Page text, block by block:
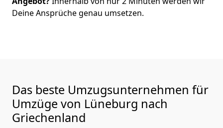
Deine Ansprüche genau umsetzen.
Das beste Umzugsunternehmen für
Umzüge von Lüneburg nach
Griechenland